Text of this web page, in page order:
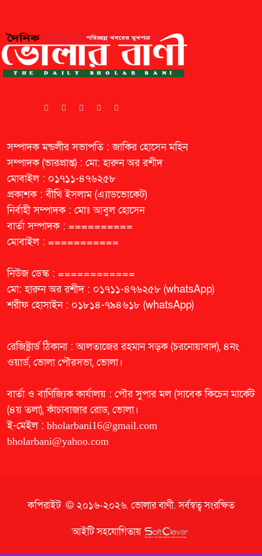
সম্পাদক মন্ডলীর সভাপতি : জাকির হোসেন মহিন
সম্পাদক (ভারপ্রাপ্ত) : মো: হারুন অর রশীদ
মোবাইল : ০১৭১১-৪৭৬২৫৮
প্রকাশক : বীথি ইসলাম (এ্যাডভোকেট)
নির্বাহী সম্পাদক : মোঃ আবুল হোসেন
বার্তা সম্পাদক : ==========
মোবাইল : ===========
নিউজ ডেস্ক : ============
মো: হারুন অর রশীদ : ০১৭১১-৪৭৬২৫৮ (whatsApp)
শরীফ হোসাইন : ০১৮১৪-৭৯৪৬১৮ (whatsApp)
রেজিষ্ট্রার্ড ঠিকানা : আলতাজের রহমান সড়ক (চরনোয়াবাদ), ৪নং
ওয়ার্ড, ভোলা পৌরসভা, ভোলা।
বার্তা ও বাণিজ্যিক কার্যালয় : পৌর সুপার মল (সাবেক কিচেন মার্কেট
(৪য় তলা), কাঁচাবাজার রোড, ভোলা।
ই-মেইল : bholarbani16@gmail.com
bholarbani@yahoo.com
কপিরাইট © ২০১৬-২০২৬. ভোলার বাণী. সর্বস্বত্ব সংরক্ষিত
আইটি সহযোগিতায়